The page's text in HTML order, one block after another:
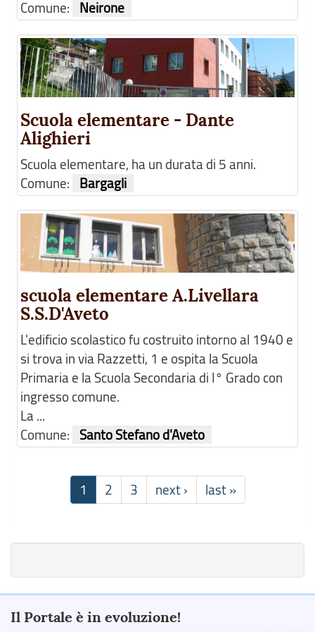
Comune: Neirone
Scuola elementare - Dante
Alighieri
Scuola elementare, ha un durata di 5 anni.
Comune:
Bargagli
scuola elementare A.Livellara
S.S.D'Aveto
L'edificio scolastico fu costruito intorno al 1940 e
si trova in via Razzetti, 1 e ospita la Scuola
Primaria e la Scuola Secondaria di I° Grado con
ingresso comune.
La ...
Comune:
Santo Stefano d'Aveto
1 2 3 next › last »
Il Portale è in evoluzione!